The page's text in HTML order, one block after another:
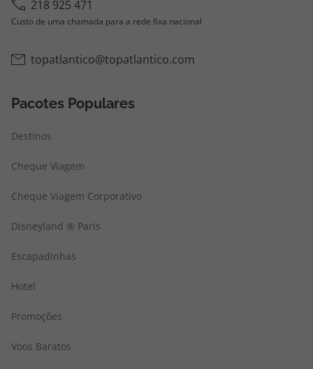
218 925 471
Custo de uma chamada para a rede fixa nacional
topatlantico@topatlantico.com
Pacotes Populares
Destinos
Cheque Viagem
Cheque Viagem Corporativo
Disneyland ® Paris
Escapadinhas
Hotel
Promoções
Voos Baratos